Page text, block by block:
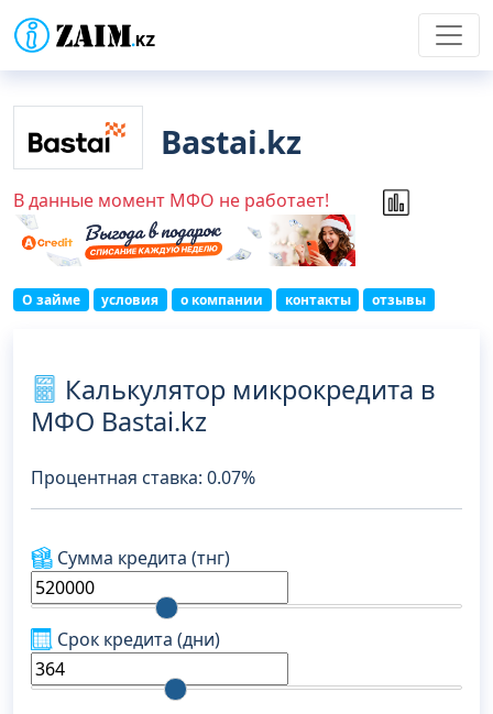
Bastai.kz
В данные момент МФО не работает!
О займе условия о компании контакты отзывы
Калькулятор микрокредита в
МФО Bastai.kz
Процентная ставка: 0.07%
Сумма кредита (тнг)
Срок кредита (дни)